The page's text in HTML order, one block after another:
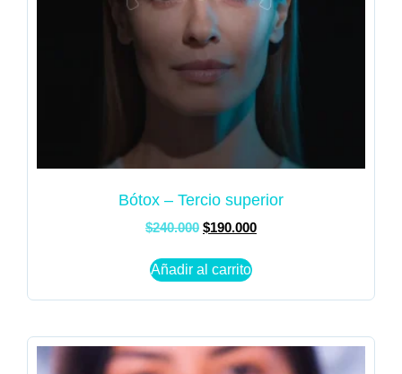
Bótox – Tercio superior
$240.000 $190.000
Añadir al carrito